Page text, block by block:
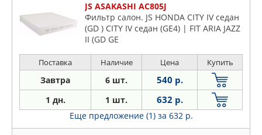
JS ASAKASHI AC805J
Фильтр салон. JS HONDA CITY IV седан
(GD ) CITY IV седан (GE4) | FIT ARIA JAZZ
II (GD GE
Поставка Наличие Цена Купить
Завтра 6 шт. 540 р.
1 дн. 1 шт. 632 р.
Еще предложение (1) за 632 р.